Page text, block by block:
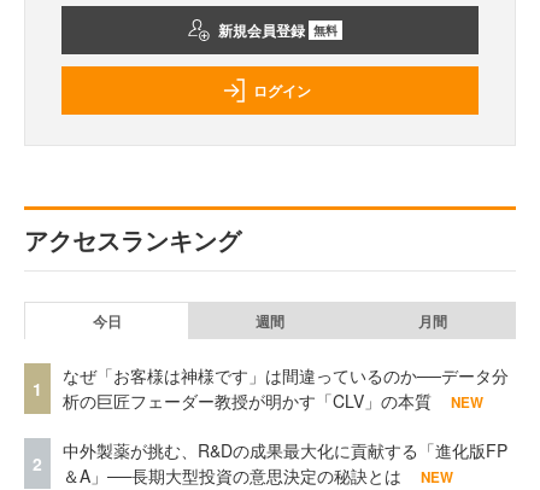
新規会員登録 無料
ログイン
アクセスランキング
今日 週間 月間
1
なぜ「お客様は神様です」は間違っているのか──データ分
析の巨匠フェーダー教授が明かす「CLV」の本質
NEW
2
中外製薬が挑む、R&Dの成果最大化に貢献する「進化版FP
＆A」──長期大型投資の意思決定の秘訣とは
NEW